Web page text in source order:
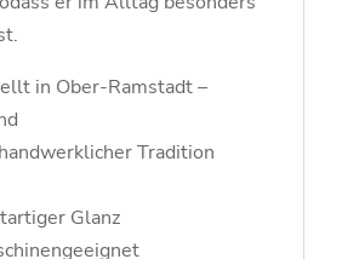
in Ober-Ramstadt –
Tradition
Glanz